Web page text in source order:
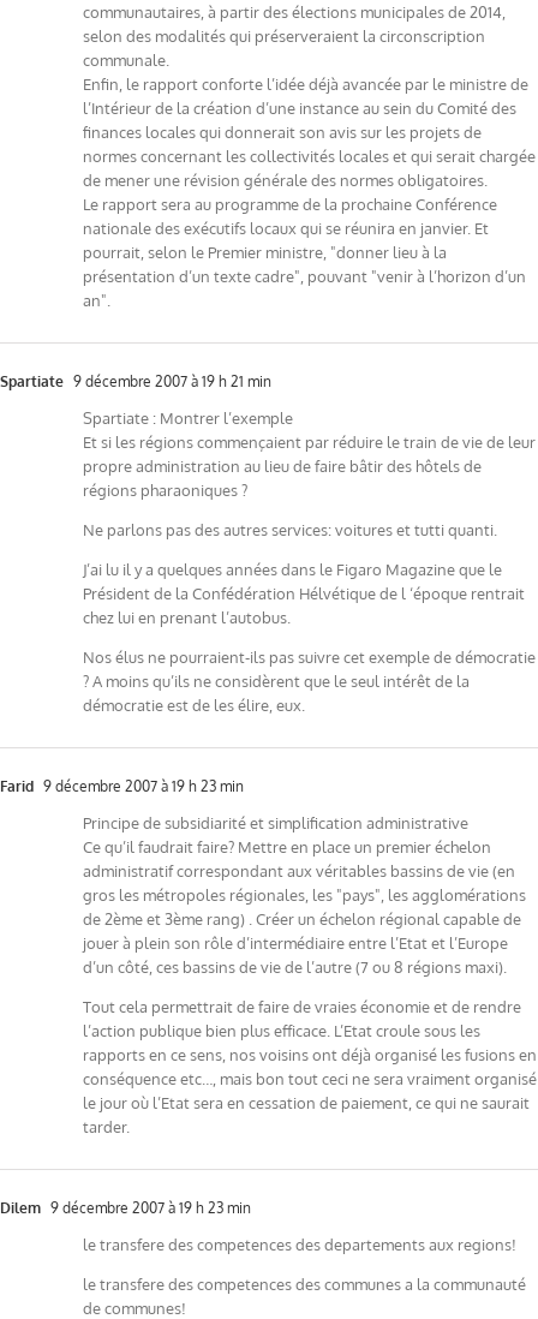
communautaires, à partir des élections municipales de 2014,
selon des modalités qui préserveraient la circonscription
communale.
Enfin, le rapport conforte l’idée déjà avancée par le ministre de
l’Intérieur de la création d’une instance au sein du Comité des
finances locales qui donnerait son avis sur les projets de
normes concernant les collectivités locales et qui serait chargée
de mener une révision générale des normes obligatoires.
Le rapport sera au programme de la prochaine Conférence
nationale des exécutifs locaux qui se réunira en janvier. Et
pourrait, selon le Premier ministre, "donner lieu à la
présentation d’un texte cadre", pouvant "venir à l’horizon d’un
an".
Spartiate 9 décembre 2007 à 19 h 21 min
Spartiate : Montrer l’exemple
Et si les régions commençaient par réduire le train de vie de leur
propre administration au lieu de faire bâtir des hôtels de
régions pharaoniques ?
Ne parlons pas des autres services: voitures et tutti quanti.
J’ai lu il y a quelques années dans le Figaro Magazine que le
Président de la Confédération Hélvétique de l ‘époque rentrait
chez lui en prenant l’autobus.
Nos élus ne pourraient-ils pas suivre cet exemple de démocratie
? A moins qu’ils ne considèrent que le seul intérêt de la
démocratie est de les élire, eux.
Farid 9 décembre 2007 à 19 h 23 min
Principe de subsidiarité et simplification administrative
Ce qu’il faudrait faire? Mettre en place un premier échelon
administratif correspondant aux véritables bassins de vie (en
gros les métropoles régionales, les "pays", les agglomérations
de 2ème et 3ème rang) . Créer un échelon régional capable de
jouer à plein son rôle d’intermédiaire entre l’Etat et l’Europe
d’un côté, ces bassins de vie de l’autre (7 ou 8 régions maxi).
Tout cela permettrait de faire de vraies économie et de rendre
l’action publique bien plus efficace. L’Etat croule sous les
rapports en ce sens, nos voisins ont déjà organisé les fusions en
conséquence etc…, mais bon tout ceci ne sera vraiment organisé
le jour où l’Etat sera en cessation de paiement, ce qui ne saurait
tarder.
Dilem 9 décembre 2007 à 19 h 23 min
le transfere des competences des departements aux regions!
le transfere des competences des communes a la communauté
de communes!